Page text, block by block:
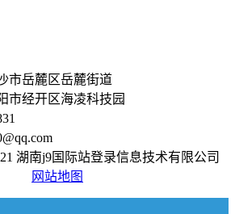
市岳麓区岳麓街道
市经开区海凌科技园
湖南j9国际站登录信息技术有限公司
网站地图